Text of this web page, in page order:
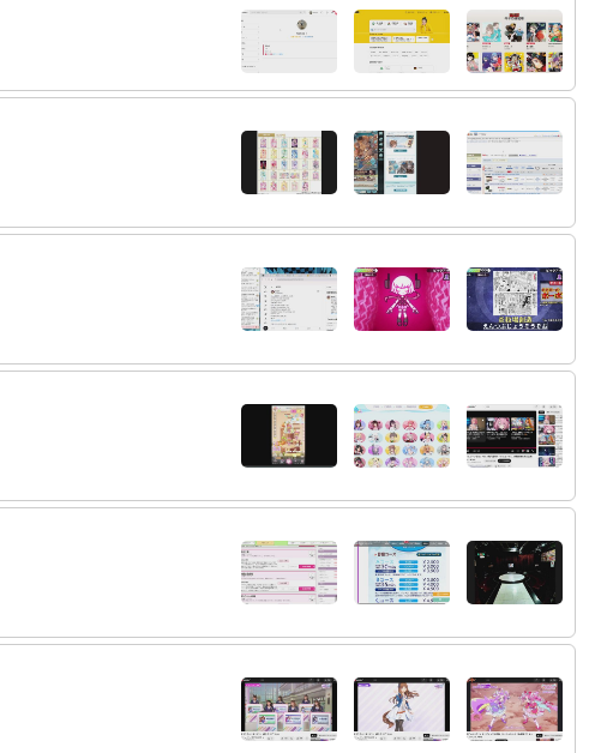
たよ
60: 営業に来てるリーマンみたいで草
はむちょいまからホロスタ目指すってマ？
ついてました
最近デビューしたにじさんじの新人みんな
ゲームが日本一クラスとかで業界に激震走って
ました
20:11 64:あのホロライブの男性部門！？約束された
65:スプラ２だけはフカしてる可能性あるらし
いけど
66:
２期生までしか絡むことを許されなかった
68:
69:わためがホロスタに挨拶しただけで炎上よ
70:白上とイナとホロスタのやつがPSOでコラ
71:モモンガはバケモノに体乗っ取られてる
72:最近Xでフィービーとマチタンとトウカイテ
イオーのAI動画ばっか流れてきてます助けてく
ださい